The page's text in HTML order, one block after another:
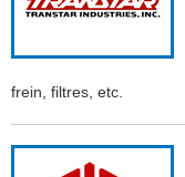
frein, filtres, etc.